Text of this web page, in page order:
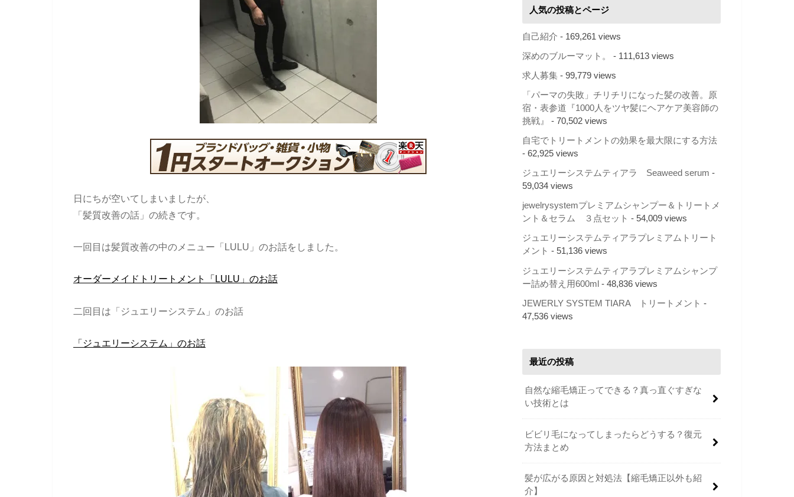
日にちが空いてしまいましたが、
「髪質改善の話」の続きです。
一回目は髪質改善の中のメニュー「LULU」のお話をしました。
オーダーメイドトリートメント「LULU」のお話
二回目は「ジュエリーシステム」のお話
「ジュエリーシステム」のお話
人気の投稿とページ
自己紹介 - 169,261 views
深めのブルーマット。 - 111,613 views
求人募集 - 99,779 views
「パーマの失敗」チリチリになった髪の改善。原
宿・表参道『1000人をツヤ髪にヘアケア美容師の
挑戦』
- 70,502 views
自宅でトリートメントの効果を最大限にする方法
- 62,925 views
ジュエリーシステムティアラ Seaweed serum -
59,034 views
jewelrysystemプレミアムシャンプー＆トリートメ
ント＆セラム ３点セット - 54,009 views
ジュエリーシステムティアラプレミアムトリート
メント - 51,136 views
ジュエリーシステムティアラプレミアムシャンプ
ー詰め替え用600ml - 48,836 views
JEWERLY SYSTEM TIARA トリートメント -
47,536 views
最近の投稿
自然な縮毛矯正ってできる？真っ直ぐすぎな
い技術とは
ビビリ毛になってしまったらどうする？復元
方法まとめ
髪が広がる原因と対処法【縮毛矯正以外も紹
介】